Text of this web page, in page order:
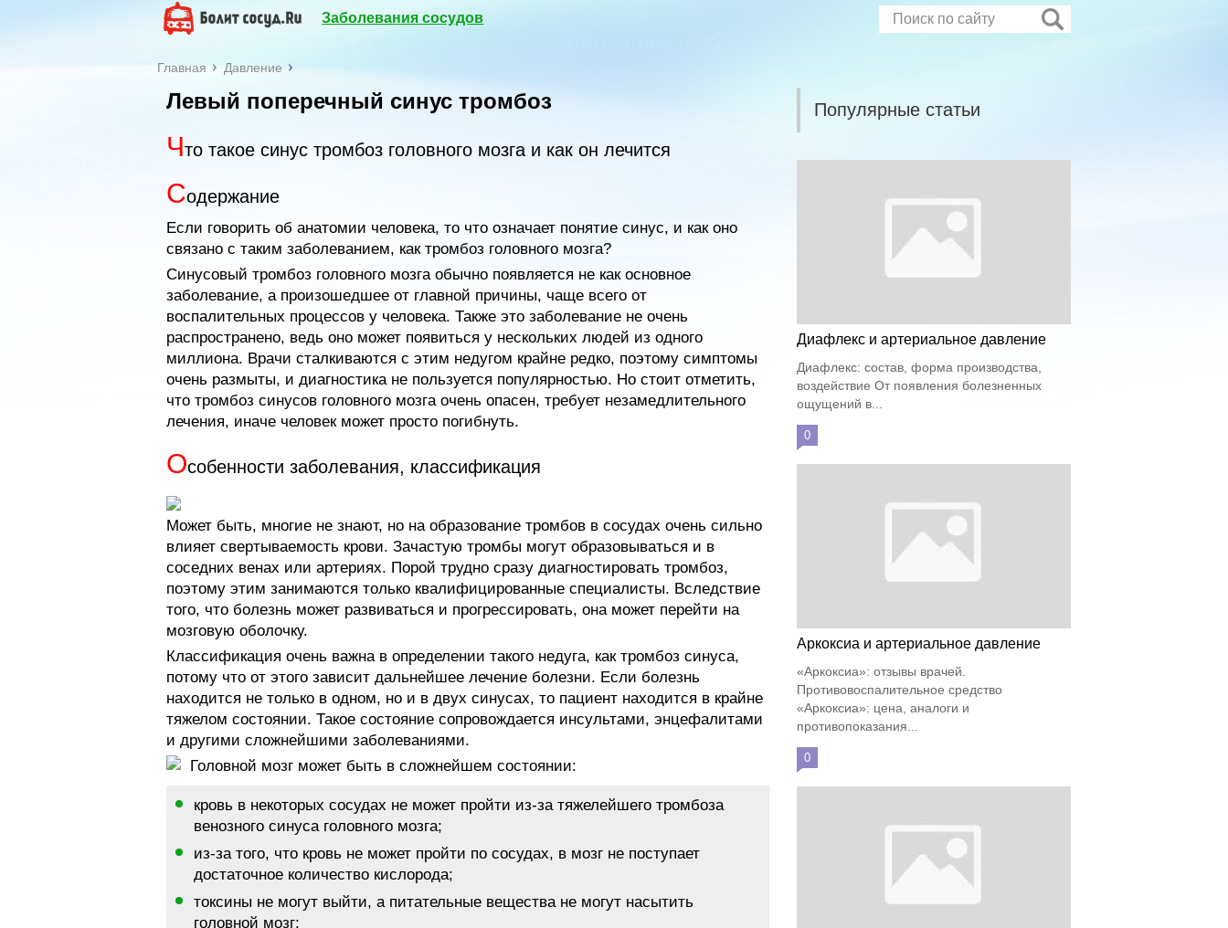
Заболевания сосудов
Главная Давление
Левый поперечный синус тромбоз
Что такое синус тромбоз головного мозга и как он лечится
Содержание
Если говорить об анатомии человека, то что означает понятие синус, и как оно
связано с таким заболеванием, как тромбоз головного мозга?
Синусовый тромбоз головного мозга обычно появляется не как основное
заболевание, а произошедшее от главной причины, чаще всего от
воспалительных процессов у человека. Также это заболевание не очень
распространено, ведь оно может появиться у нескольких людей из одного
миллиона. Врачи сталкиваются с этим недугом крайне редко, поэтому симптомы
очень размыты, и диагностика не пользуется популярностью. Но стоит отметить,
что тромбоз синусов головного мозга очень опасен, требует незамедлительного
лечения, иначе человек может просто погибнуть.
Особенности заболевания, классификация
Может быть, многие не знают, но на образование тромбов в сосудах очень сильно
влияет свертываемость крови. Зачастую тромбы могут образовываться и в
соседних венах или артериях. Порой трудно сразу диагностировать тромбоз,
поэтому этим занимаются только квалифицированные специалисты. Вследствие
того, что болезнь может развиваться и прогрессировать, она может перейти на
мозговую оболочку.
Классификация очень важна в определении такого недуга, как тромбоз синуса,
потому что от этого зависит дальнейшее лечение болезни. Если болезнь
находится не только в одном, но и в двух синусах, то пациент находится в крайне
тяжелом состоянии. Такое состояние сопровождается инсультами, энцефалитами
и другими сложнейшими заболеваниями.
Головной мозг может быть в сложнейшем состоянии:
кровь в некоторых сосудах не может пройти из-за тяжелейшего тромбоза
венозного синуса головного мозга;
из-за того, что кровь не может пройти по сосудах, в мозг не поступает
достаточное количество кислорода;
токсины не могут выйти, а питательные вещества не могут насытить
головной мозг;
Популярные статьи
Диафлекс и артериальное давление
Диафлекс: состав, форма производства,
воздействие От появления болезненных
ощущений в...
0
Аркоксиа и артериальное давление
«Аркоксиа»: отзывы врачей.
Противовоспалительное средство
«Аркоксиа»: цена, аналоги и
противопоказания...
0